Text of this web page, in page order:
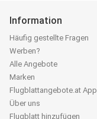
Information
Häufig gestellte Fragen
Werben?
Alle Angebote
Marken
Flugblattangebote.at App
Über uns
Flugblatt hinzufügen